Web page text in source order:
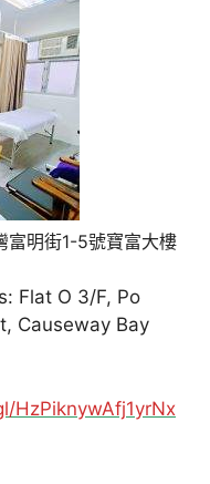
富明街1-5號寶富大樓
Flat O 3/F, Po
Causeway Bay
HzPiknywAfj1yrNx